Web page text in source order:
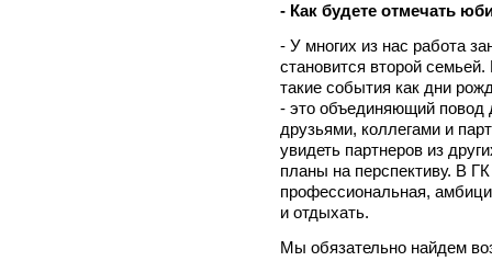
- Как будете отмечать
- У многих из нас работа
становится второй
такие события как дни
- это объединяющий повод
друзьями, коллегами и
увидеть партнеров из
планы на перспективу. В
профессиональная,
и отдыхать.
Мы обязательно найдем